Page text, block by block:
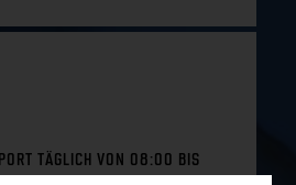
TÄGLICH VON 08:00 BIS